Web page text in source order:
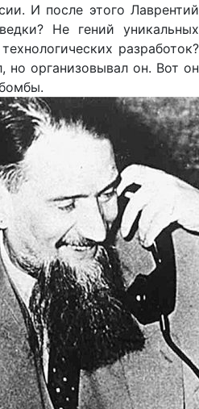
И после этого Лаврентий
Не гений уникальных
разработок?
но организовывал он. Вот он